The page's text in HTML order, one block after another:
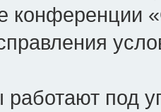
конференции
под